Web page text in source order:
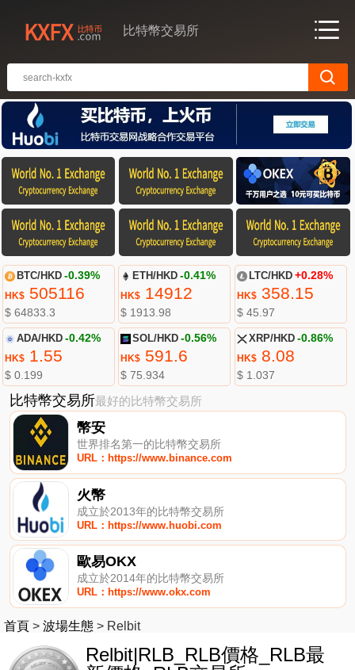
比特幣交易所
BTC/HKD -0.39%
HK$505116
$ 64833.3
ETH/HKD -0.41%
HK$ 14912
$ 1913.98
LTC/HKD +0.28%
HK$358.15
$ 45.97
ADA/HKD -0.42%
HK$1.55
$ 0.199
SOL/HKD -0.56%
HK$ 591.6
$ 75.934
XRP/HKD -0.86%
HK$8.08
$ 1.037
比特幣交易所最好的比特幣交易所
幣安
世界排名第一的比特幣交易所
URL：https://www.binance.com
火幣
成立於2013年的比特幣交易所
URL：https://www.huobi.com
歐易OKX
成立於2014年的比特幣交易所
URL：https://www.okx.com
首頁 > 波場生態 > Relbit
Relbit|RLB_RLB價格_RLB最